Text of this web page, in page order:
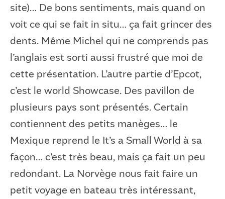
site)… De bons sentiments, mais quand on
voit ce qui se fait in situ… ça fait grincer des
dents. Même Michel qui ne comprends pas
l’anglais est sorti aussi frustré que moi de
cette présentation. L’autre partie d’Epcot,
c’est le world Showcase. Des pavillon de
plusieurs pays sont présentés. Certain
contiennent des petits manèges… le
Mexique reprend le It’s a Small World à sa
façon… c’est très beau, mais ça fait un peu
redondant. La Norvège nous fait faire un
petit voyage en bateau très intéressant,